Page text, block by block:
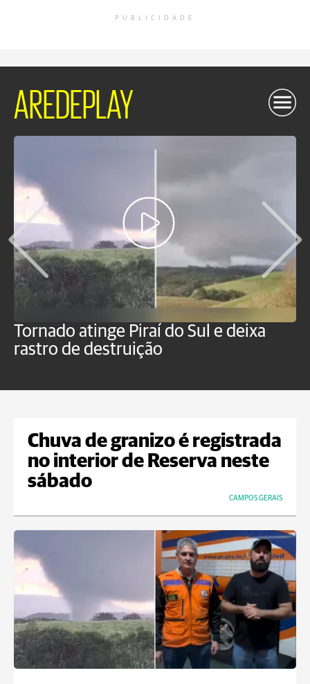
PUBLICIDADE
AREDEPLAY
Tornado atinge Piraí do Sul e deixa
rastro de destruição
Chuva de granizo é registrada
no interior de Reserva neste
sábado
CAMPOS GERAIS